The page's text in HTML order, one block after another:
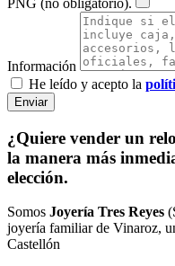
Información
He leído y acepto la
Enviar
¿Quiere vender un
la manera más
elección.
Somos Joyería Tres Reyes
joyería familiar de Vinaroz,
Castellón